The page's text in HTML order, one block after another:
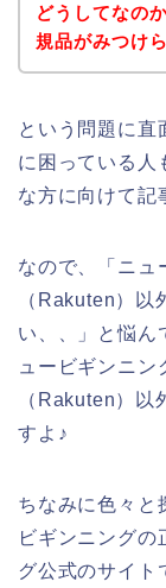
どうしてなの
規品がみつけ
という問題に直
に困っている人
な方に向けて記
なので、「ニュ
（Rakuten）以
い、、」と悩ん
ュービギンニン
（Rakuten）以
すよ♪
ちなみに色々と
ビギンニングの
グ公式のサイト